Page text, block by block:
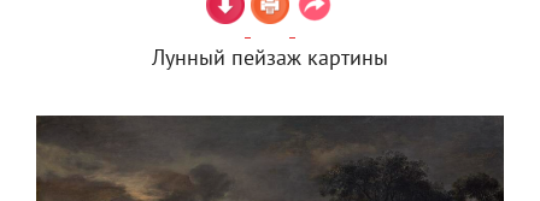
Лунный пейзаж картины